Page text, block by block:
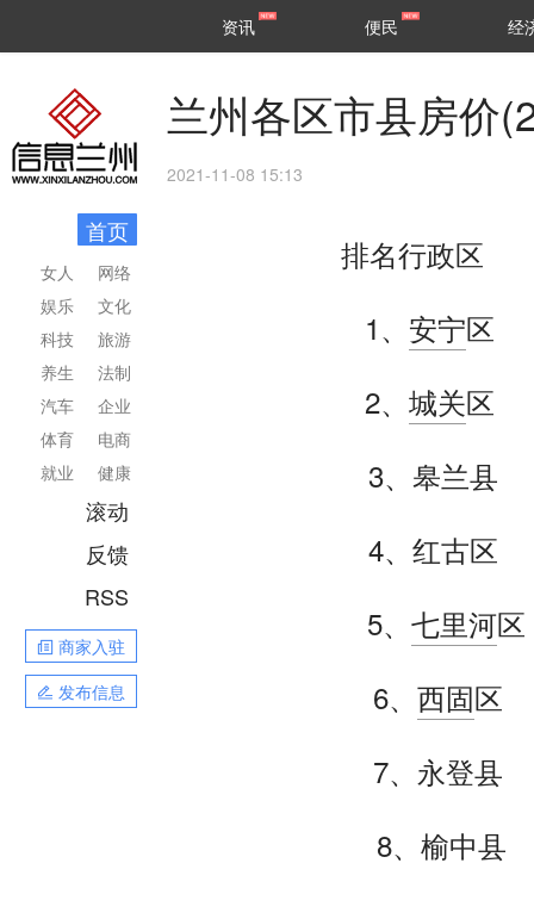
区县
资讯 便民 经
首页
网络
文化
旅游
法制
企业
电商
健康
女人
娱乐
科技
养生
汽车
体育
就业
滚动
反馈
RSS
商家入驻
发布信息
兰州各区市县房价
2021-11-08 15:13
排名行政区
1、 安宁区
2、 城关区
3、皋
4、红
5、 七里河
6、 西固区
7、永
8、榆